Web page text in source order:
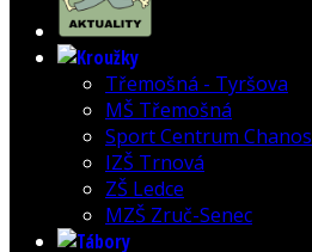
Třemošná - Tyršova
MŠ Třemošná
Sport Centrum Chanos
IZŠ Trnová
ZŠ Ledce
MZŠ Zruč-Senec